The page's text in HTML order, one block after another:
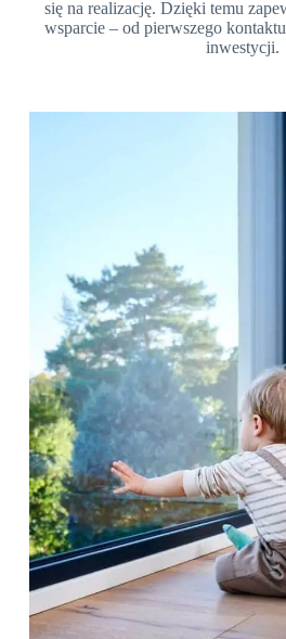
się na realizację. Dzięki temu
wsparcie – od pierwszego
inwestycji.